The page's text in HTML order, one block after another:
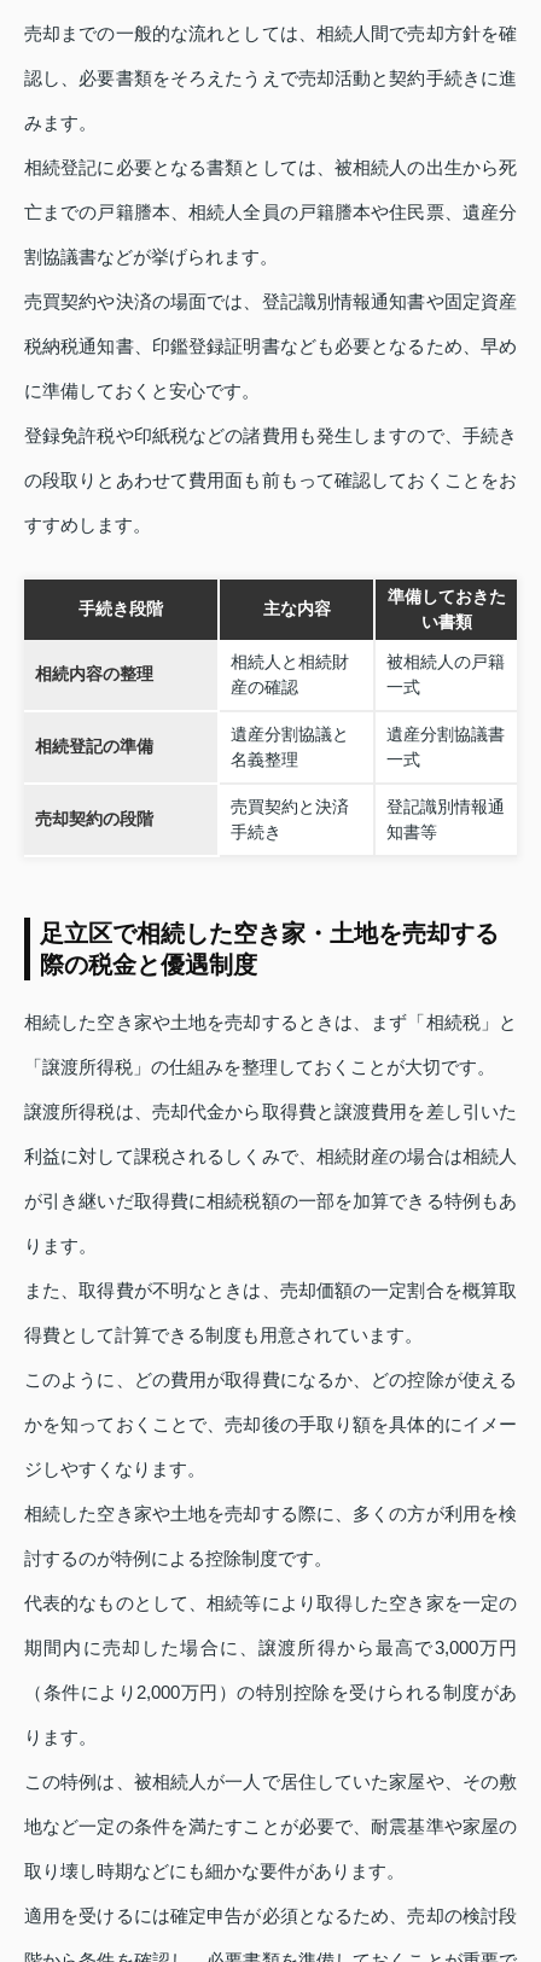
売却までの一般的な流れとしては、相続人間で売却方針を確
認し、必要書類をそろえたうえで売却活動と契約手続きに進
みます。
相続登記に必要となる書類としては、被相続人の出生から死
亡までの戸籍謄本、相続人全員の戸籍謄本や住民票、遺産分
割協議書などが挙げられます。
売買契約や決済の場面では、登記識別情報通知書や固定資産
税納税通知書、印鑑登録証明書なども必要となるため、早め
に準備しておくと安心です。
登録免許税や印紙税などの諸費用も発生しますので、手続き
の段取りとあわせて費用面も前もって確認しておくことをお
すすめします。
手続き段階 主な内容
準備しておきた
い書類
相続内容の整理
相続人と相続財
産の確認
被相続人の戸籍
一式
相続登記の準備
遺産分割協議と
名義整理
遺産分割協議書
一式
売却契約の段階
売買契約と決済
手続き
登記識別情報通
知書等
足立区で相続した空き家・土地を売却する
際の税金と優遇制度
相続した空き家や土地を売却するときは、まず「相続税」と
「譲渡所得税」の仕組みを整理しておくことが大切です。
譲渡所得税は、売却代金から取得費と譲渡費用を差し引いた
利益に対して課税されるしくみで、相続財産の場合は相続人
が引き継いだ取得費に相続税額の一部を加算できる特例もあ
ります。
また、取得費が不明なときは、売却価額の一定割合を概算取
得費として計算できる制度も用意されています。
このように、どの費用が取得費になるか、どの控除が使える
かを知っておくことで、売却後の手取り額を具体的にイメー
ジしやすくなります。
相続した空き家や土地を売却する際に、多くの方が利用を検
討するのが特例による控除制度です。
代表的なものとして、相続等により取得した空き家を一定の
期間内に売却した場合に、譲渡所得から最高で3,000万円
（条件により2,000万円）の特別控除を受けられる制度があ
ります。
この特例は、被相続人が一人で居住していた家屋や、その敷
地など一定の条件を満たすことが必要で、耐震基準や家屋の
取り壊し時期などにも細かな要件があります。
適用を受けるには確定申告が必須となるため、売却の検討段